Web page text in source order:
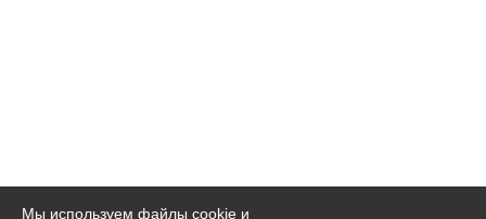
Мы используем файлы cookie и